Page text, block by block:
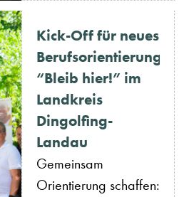
Kick-Off für neues
“Bleib hier!” im
Landkreis
Dingolfing-
Landau
Gemeinsam
Orientierung schaffen: